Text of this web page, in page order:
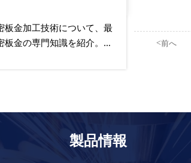
板金加工技術について、最
金の専門知識を紹介。高
<前へ
製品情報